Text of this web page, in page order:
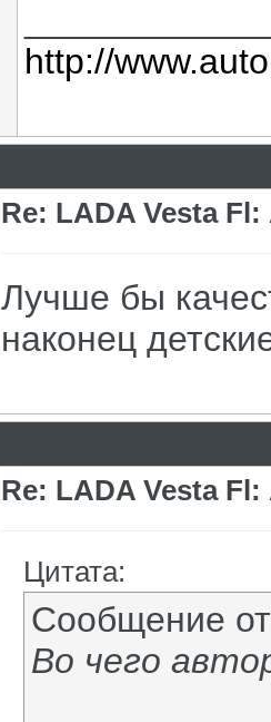
http://
Re: LADA Vesta
Лучше бы
наконец
Re: LADA Vesta
Цитата:
Сообщение
Во чего